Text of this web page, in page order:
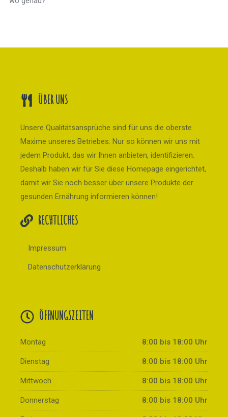
ÜBER UNS
Unsere Qualitätsansprüche sind für uns die oberste
Maxime unseres Betriebes. Nur so können wir uns mit
jedem Produkt, das wir Ihnen anbieten, identifizieren.
Deshalb haben wir für Sie diese Homepage eingerichtet,
damit wir Sie noch besser über unsere Produkte der
gesunden Ernährung informieren können!
RECHTLICHES
Impressum
Datenschutzerklärung
ÖFFNUNGSZEITEN
Montag 8:00 bis 18:00 Uhr
Dienstag 8:00 bis 18:00 Uhr
Mittwoch 8:00 bis 18:00 Uhr
Donnerstag 8:00 bis 18:00 Uhr